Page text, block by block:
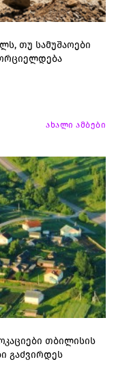
თუ სამუშაოები
ახალი ამბები
თბილისის
გაძვირდეს